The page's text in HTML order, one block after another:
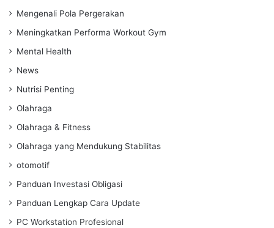
Mengenali Pola Pergerakan
Meningkatkan Performa Workout Gym
Mental Health
News
Nutrisi Penting
Olahraga
Olahraga & Fitness
Olahraga yang Mendukung Stabilitas
otomotif
Panduan Investasi Obligasi
Panduan Lengkap Cara Update
PC Workstation Profesional